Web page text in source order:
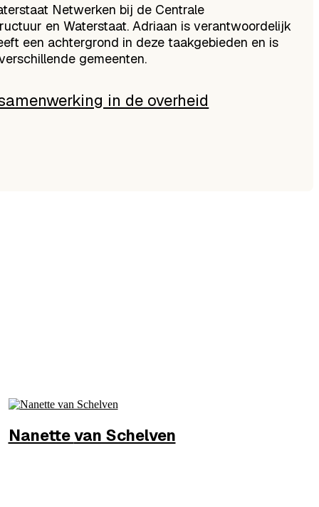
Netwerken bij de Centrale
en Waterstaat. Adriaan is verantwoordelijk
een achtergrond in deze taakgebieden en is
gemeenten.
in de overheid
Nanettevan Schelven